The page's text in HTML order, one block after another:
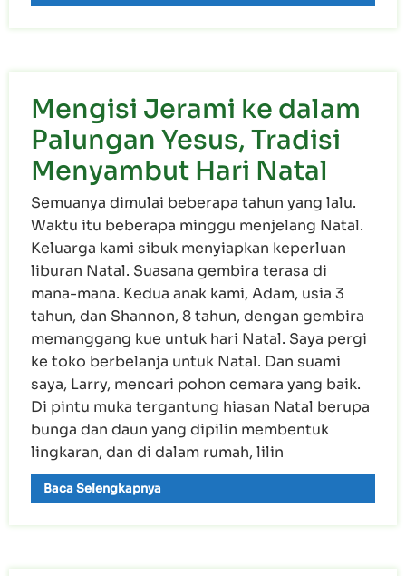
Mengisi Jerami ke dalam
Palungan Yesus, Tradisi
Menyambut Hari Natal
Semuanya dimulai beberapa tahun yang lalu.
Waktu itu beberapa minggu menjelang Natal.
Keluarga kami sibuk menyiapkan keperluan
liburan Natal. Suasana gembira terasa di
mana-mana. Kedua anak kami, Adam, usia 3
tahun, dan Shannon, 8 tahun, dengan gembira
memanggang kue untuk hari Natal. Saya pergi
ke toko berbelanja untuk Natal. Dan suami
saya, Larry, mencari pohon cemara yang baik.
Di pintu muka tergantung hiasan Natal berupa
bunga dan daun yang dipilin membentuk
lingkaran, dan di dalam rumah, lilin
Baca Selengkapnya